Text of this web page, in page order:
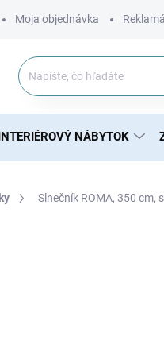
Moja objednávka
NÁBYTOK
Slnečník ROMA, 350 cm,